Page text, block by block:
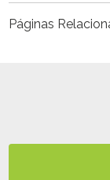
Páginas